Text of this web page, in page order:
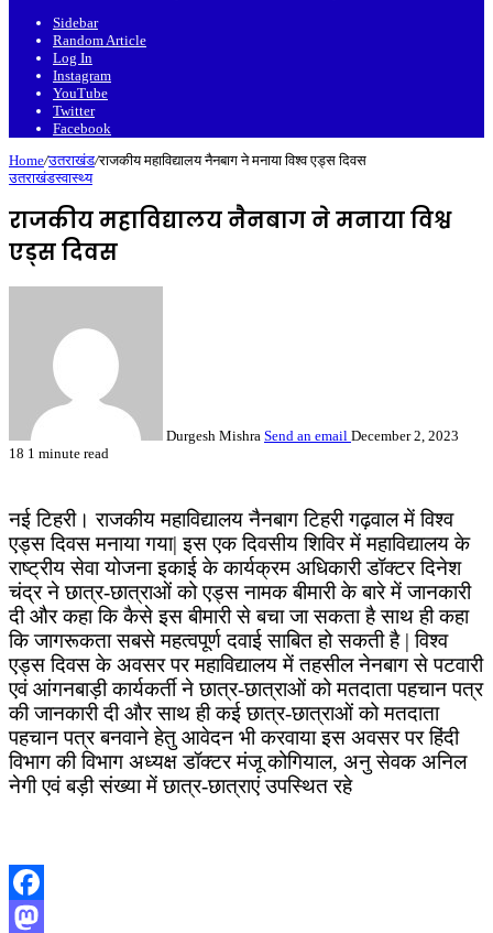
Sidebar
Random Article
Log In
Instagram
YouTube
Twitter
Facebook
Home/उतराखंड/राजकीय महाविद्यालय नैनबाग ने मनाया विश्व एड्स दिवस
उतराखंडस्वास्थ्य
राजकीय महाविद्यालय नैनबाग ने मनाया विश्व
एड्स दिवस
Durgesh Mishra Send an email December 2, 2023
18 1 minute read
नई टिहरी। राजकीय महाविद्यालय नैनबाग टिहरी गढ़वाल में विश्व
एड्स दिवस मनाया गया| इस एक दिवसीय शिविर में महाविद्यालय के
राष्ट्रीय सेवा योजना इकाई के कार्यक्रम अधिकारी डॉक्टर दिनेश
चंद्र ने छात्र-छात्राओं को एड्स नामक बीमारी के बारे में जानकारी
दी और कहा कि कैसे इस बीमारी से बचा जा सकता है साथ ही कहा
कि जागरूकता सबसे महत्वपूर्ण दवाई साबित हो सकती है | विश्व
एड्स दिवस के अवसर पर महाविद्यालय में तहसील नेनबाग से पटवारी
एवं आंगनबाड़ी कार्यकर्ती ने छात्र-छात्राओं को मतदाता पहचान पत्र
की जानकारी दी और साथ ही कई छात्र-छात्राओं को मतदाता
पहचान पत्र बनवाने हेतु आवेदन भी करवाया इस अवसर पर हिंदी
विभाग की विभाग अध्यक्ष डॉक्टर मंजू कोगियाल, अनु सेवक अनिल
नेगी एवं बड़ी संख्या में छात्र-छात्राएं उपस्थित रहे
Facebook